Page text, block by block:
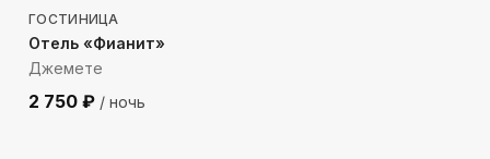
ГОСТИНИЦА
Отель «Фианит»
Джемете
2 750 ₽ / ночь